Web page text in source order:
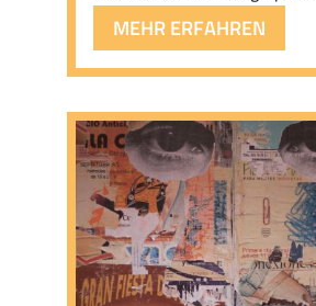
„Stimmen für Toleranz“
MEHR ERFAHREN